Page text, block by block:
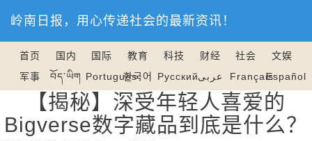
岭南日报，用心传递社会的最新资讯！
首页 国内 国际 教育 科技 财经 社会
文娱
军事
བོད་ཡིག Português한국어 Русскийعربى FrançaisEspañol
【揭秘】深受年轻人喜爱的
Bigverse数字藏品到底是什么？